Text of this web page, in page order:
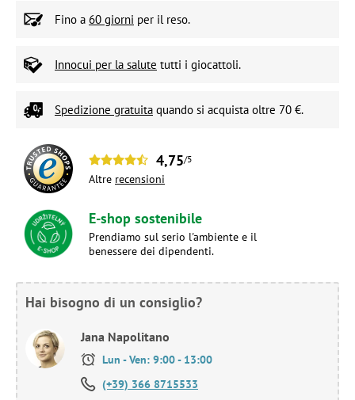
Fino a 60 giorni per il reso.
Innocui per la salute tutti i giocattoli.
Spedizione gratuita quando si acquista oltre 70 €.
4,75/5
Altre recensioni
E-shop sostenibile
Prendiamo sul serio l'ambiente e il
benessere dei dipendenti.
Hai bisogno di un consiglio?
Jana Napolitano
Lun - Ven: 9:00 - 13:00
(+39) 366 8715533